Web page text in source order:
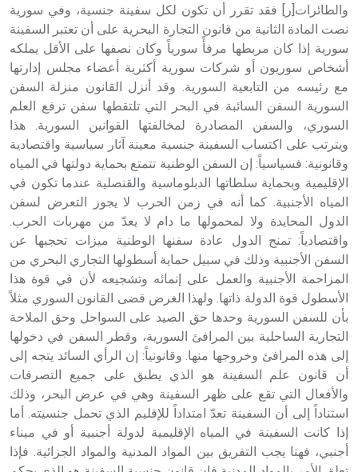
والطائرات[ر] فقد تقرر أن تكون لكل سفينة جنسية، وفي سورية
نصت المادة الثانية من قانون التجارة البحرية على أن تعتبر السفينة
سورية إذا كان مربطها مرفأً سورياً وكان نصفها على الأقل يملكه
أشخاص سوريون أو شركات سورية أكثرية أعضاء مجلس إدارتها
مع رئيسه من التابعية السورية. وقد أنزل القانون منزلة السفن
السورية السفن السائبة في البحر التي تلتقطها سفن ترفع العلم
السوري، والسفن المصادرة لمخالفتها القوانين السورية. هذا
ويترتب على اكتساب السفينة جنسية معينة آثار سياسية واقتصادية
وقانونية: فسياسياً: إن السفن الوطنية تتمتع بحماية دولتها في المياه
الإقليمية وبحماية سلطاتها الدبلوماسية والقنصلية عندما تكون في
المياه الأجنبية. كما أنه في زمن الحرب لا يجوز التعرض لسفن
الدول المحايدة ولا لمحمولها ما دام لا يعدّ من مهربات الحرب.
واقتصادياً: تمنح الدول عادة سفنها الوطنية ميزات تحجبها عن
السفن الأجنبية وذلك في سبيل حماية أسطولها التجاري البحري من
المزاحمة الأجنبية والعمل على إنمائه وتشجيعه لأن في قوة هذا
الأسطول قوة الدولة ذاتها. ولهذا الغرض قضى القانون السوري مثلاً
بأن للسفن السورية وحدها حق الصيد على السواحل وحق الملاحة
التجارية الساحلية بين المرافئ السورية، وقطر السفن في دخولها
إلى هذه المرافئ وخروجها منها. وقانونياً: إن الرأي السائد يتجه إلى
أن قانون علم السفينة هو الذي يطبق على جميع التصرفات
والأفعال التي تقع على ظهر السفينة وهي في عرض البحر، وذلك
استناداً إلى أن السفينة تعدّ امتداداً للإقليم الذي تحمل جنسيته. أما
إذا كانت السفينة في المياه الإقليمية لدولة أجنبية أو في ميناء
أجنبي، فهنا يجب التفريق بين المواد المدنية والمواد الجزائية. فإذا